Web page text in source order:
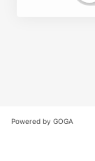
Powered by GOGA